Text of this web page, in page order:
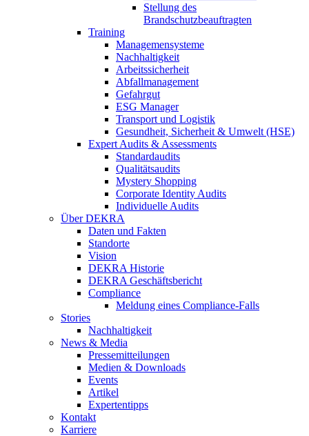
Stellung des
Brandschutzbeauftragten
Training
Managemensysteme
Nachhaltigkeit
Arbeitssicherheit
Abfallmanagement
Gefahrgut
ESG Manager
Transport und Logistik
Gesundheit, Sicherheit & Umwelt (HSE)
Expert Audits & Assessments
Standardaudits
Qualitätsaudits
Mystery Shopping
Corporate Identity Audits
Individuelle Audits
Über DEKRA
Daten und Fakten
Standorte
Vision
DEKRA Historie
DEKRA Geschäftsbericht
Compliance
Meldung eines Compliance-Falls
Stories
Nachhaltigkeit
News & Media
Pressemitteilungen
Medien & Downloads
Events
Artikel
Expertentipps
Kontakt
Karriere